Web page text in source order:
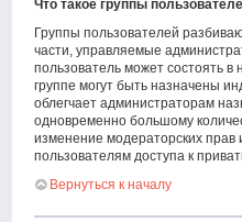
Что такое группы
Группы пользователей
части, управляемые
пользователь может состоять в
группе могут быть назначены
облегчает администраторам
одновременно большому
изменение модераторских прав
пользователям доступа к
Вернуться к началу